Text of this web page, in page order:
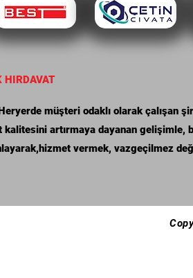
HIRDAVAT
müşteri odaklı olarak çalışan
artırmaya dayanan gelişimle,
vermek, vazgeçilmez